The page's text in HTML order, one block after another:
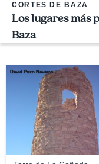
CORTES DE BAZA
Los lugares más
Baza
David Pozo Navarro